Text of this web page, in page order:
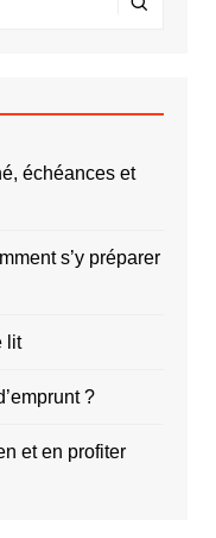
échéances et
s’y préparer
lit
?
et en profiter